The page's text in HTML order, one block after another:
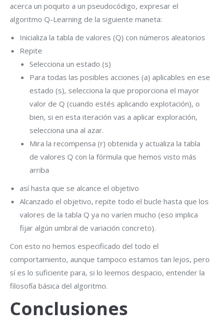
acerca un poquito a un pseudocódigo, expresar el
algoritmo Q-Learning de la siguiente maneta:
Inicializa la tabla de valores (Q) con números aleatorios
Repite
Selecciona un estado (s)
Para todas las posibles acciones (a) aplicables en ese
estado (s), selecciona la que proporciona el mayor
valor de Q (cuando estés aplicando explotación), o
bien, si en esta iteración vas a aplicar exploración,
selecciona una al azar.
Mira la recompensa (r) obtenida y actualiza la tabla
de valores Q con la fórmula que hemos visto más
arriba
así hasta que se alcance el objetivo
Alcanzado el objetivo, repite todo el bucle hasta que los
valores de la tabla Q ya no varíen mucho (eso implica
fijar algún umbral de variación concreto).
Con esto no hemos especificado del todo el
comportamiento, aunque tampoco estamos tan lejos, pero
sí es lo suficiente para, si lo leemos despacio, entender la
filosofía básica del algoritmo.
Conclusiones